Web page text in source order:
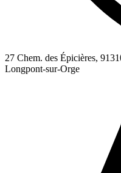
27 Chem. des Épicières,
Longpont-sur-Orge